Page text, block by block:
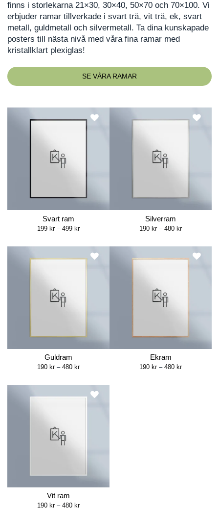
finns i storlekarna 21×30, 30×40, 50×70 och 70×100. Vi
erbjuder ramar tillverkade i svart trä, vit trä, ek, svart
metall, guldmetall och silvermetall. Ta dina kunskapade
posters till nästa nivå med våra fina ramar med
kristallklart plexiglas!
SE VÅRA RAMAR
Svart ram
199 kr – 499 krPrice
through
499 kr
Silverram
190 kr – 480 krPrice
through
480 kr
Guldram
190 kr – 480 krPrice
through
480 kr
Ekram
190 kr – 480 krPrice
Vit ram
190 kr – 480 krPrice